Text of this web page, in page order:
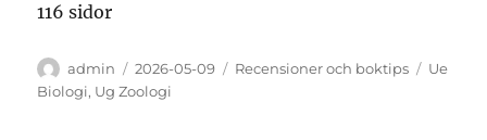
116 sidor
Författare
admin
Publicerat
den
2026-05-09 Kategorier
Recensioner och boktips
Ue
Biologi, Ug Zoologi